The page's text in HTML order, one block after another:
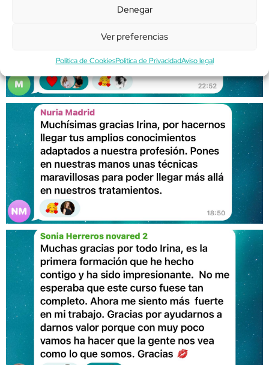
Denegar
Ver preferencias
Política de CookiesPolítica de PrivacidadAviso legal